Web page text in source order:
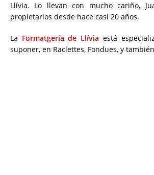
Llívia. Lo llevan con mucho cariño,
propietarios desde hace casi 20 años.
La Formatgería de Llívia está
suponer, en Raclettes, Fondues, y